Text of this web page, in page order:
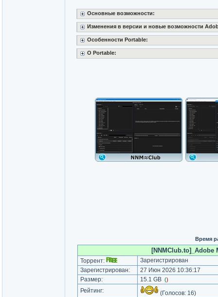
Основные возможности:
Изменения в версии и новые возможности
Особенности Portable:
О Portable:
Время
[NNMClub.to]_Adobe
Торрент:
Зарегистрирован
Зарегистрирован:
27 Июн 2026 10:36:17
Размер:
15.1 GB ()
Рейтинг: (Голосов: 16)